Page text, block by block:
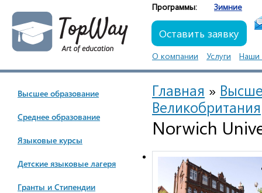
Программы: Зимние
Оставить заявку
О компании Услуги Наши
Высшее образование
Cреднее образование
Языковые курсы
Детские языковые лагеря
Гранты и Стипендии
Главная »
Великобритания
Norwich